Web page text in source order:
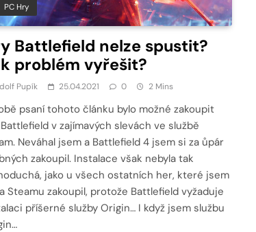
PC Hry
Battlefield nelze spustit?
problém vyřešit?
Pupík 25.04.2021 0 2 Mins
psaní tohoto článku bylo možné zakoupit
v zajímavých slevách ve službě
Neváhal jsem a Battlefield 4 jsem si za ůpár
zakoupil. Instalace však nebyla tak
jako u všech ostatních her, které jsem
Steamu zakoupil, protože Battlefield vyžaduje
příšerné služby Origin… I když jsem službu